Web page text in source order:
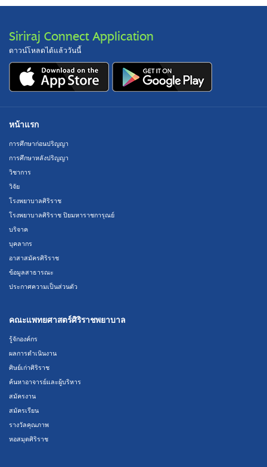
Siriraj Connect Application
ดาวน์โหลดได้แล้ววันนี้
หน้าแรก
การศึกษาก่อนปริญญา
การศึกษาหลังปริญญา
วิชาการ
วิจัย
โรงพยาบาลศิริราช
โรงพยาบาลศิริราช ปิยมหาราชการุณย์
บริจาค
บุคลากร
อาสาสมัครศิริราช
ข้อมูลสาธารณะ
ประกาศความเป็นส่วนตัว
คณะแพทยศาสตร์ศิริราชพยาบาล
รู้จักองค์กร
ผลการดำเนินงาน
ศิษย์เก่าศิริราช
ค้นหาอาจารย์และผู้บริหาร
สมัครงาน
สมัครเรียน
รางวัลคุณภาพ
หอสมุดศิริราช